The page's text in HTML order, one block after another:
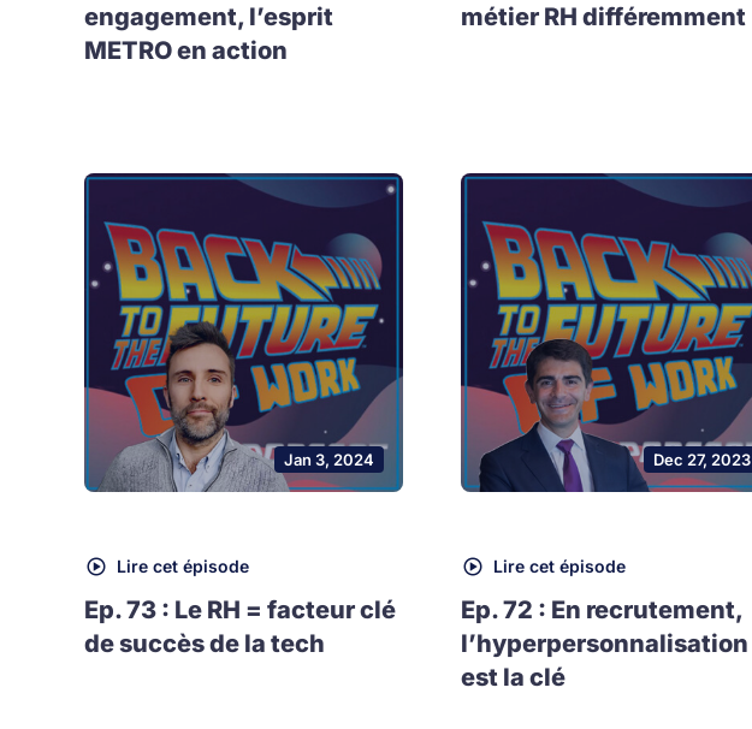
engagement, l’esprit
METRO en action
métier RH différemment
Jan 3, 2024
Lire cet épisode
Ep. 73 : Le RH = facteur clé
de succès de la tech
Dec 27, 2023
Lire cet épisode
Ep. 72 : En recrutement,
l’hyperpersonnalisation
est la clé